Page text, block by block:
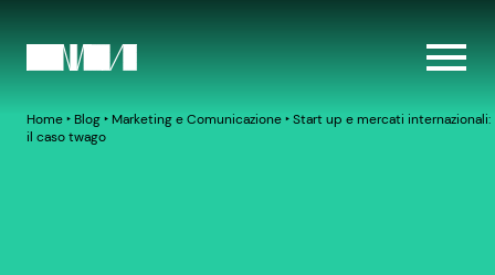
Home‣ Blog‣ Marketing e Comunicazione‣Start up e mercati internazionali:
il caso twago